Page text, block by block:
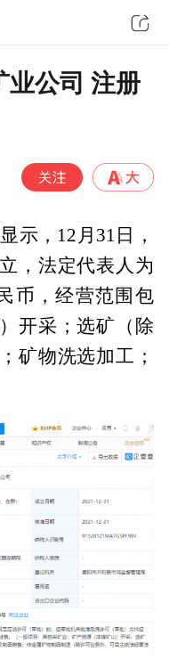
业公司 注册
示，12月31日，
，法定代表人为
币，经营范围包
开采；选矿（除
矿物洗选加工；